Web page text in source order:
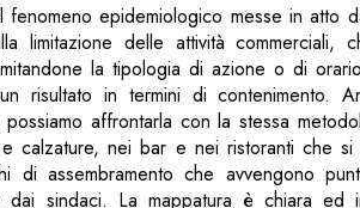
epidemiologico messe in atto
limitazione delle attività commerciali,
la tipologia di azione o di
risultato in termini di contenimento.
affrontarla con la stessa
calzature, nei bar e nei ristoranti che si
di assembramento che avvengono
sindaci. La mappatura è chiara ed